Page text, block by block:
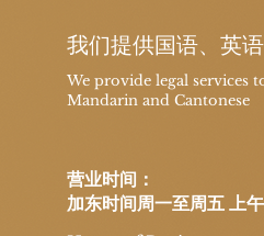
我们提供国语、英
We provide legal services
Mandarin and Cantonese
​营业时间：
加东时间周一至周五 上